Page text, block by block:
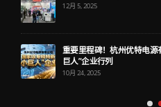
12月 5, 2025
重要里程碑！杭州优特电源
巨人”企业行列
10月 24, 2025